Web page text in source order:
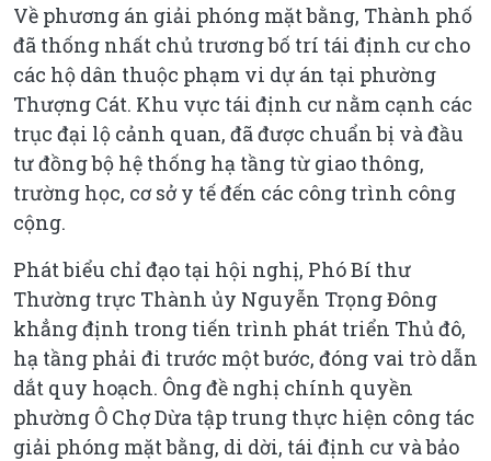
Về phương án giải phóng mặt bằng, Thành phố
đã thống nhất chủ trương bố trí tái định cư cho
các hộ dân thuộc phạm vi dự án tại phường
Thượng Cát. Khu vực tái định cư nằm cạnh các
trục đại lộ cảnh quan, đã được chuẩn bị và đầu
tư đồng bộ hệ thống hạ tầng từ giao thông,
trường học, cơ sở y tế đến các công trình công
cộng.
Phát biểu chỉ đạo tại hội nghị, Phó Bí thư
Thường trực Thành ủy Nguyễn Trọng Đông
khẳng định trong tiến trình phát triển Thủ đô,
hạ tầng phải đi trước một bước, đóng vai trò dẫn
dắt quy hoạch. Ông đề nghị chính quyền
phường Ô Chợ Dừa tập trung thực hiện công tác
giải phóng mặt bằng, di dời, tái định cư và bảo